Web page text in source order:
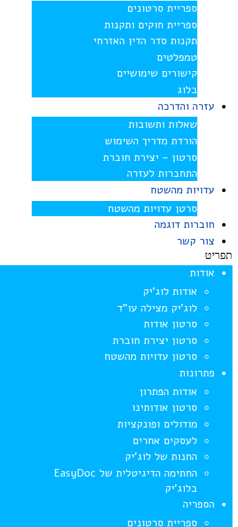
ספריית סרטונים
ספריית חוקים ותקנות
תקנות סדר הדין האזרחי
טמפלטים
קישורים שימושיים
בלוג
עזרה והדרכה
שאלות ותשובות
הורדת מדריך השימוש
סרטון – יצירת חוברת
התחברות לעזרה
עדויות מהשטח
סרטן עדויות מהשטח
חוברות דוגמה
צור קשר
תפריט
אודות
אודות לוג’יק
לוג’יק מצילה עו”ד
סרטון אודות
סרטון יצירת חוברת
סרטון עדויות מהשטח
פתרונות
אודות הפתרון
סרטון אודותינו
מודולים ופונקציות
לעסקים אחרים
החנות של לוג’יק
החתימה הדיגיטלית של EasyDoc
בלוג’יק
הספריה
ספריית סרטונים